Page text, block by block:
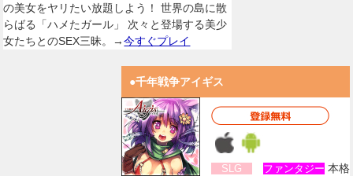
の美女をヤリたい放題しよう！ 世界の島に散
らばる「ハメたガール」 次々と登場する美少
女たちとのSEX三昧。→今すぐプレイ
●千年戦争アイギス
SLG ファンタジー 本格